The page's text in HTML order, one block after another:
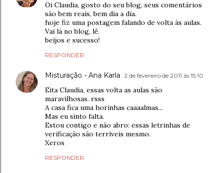
Oi Claudia, gosto do seu blog, seus comentários
são bem reais, bem dia a dia.
hoje fiz uma postagem falando de volta às aulas.
Vai lá no blog, lê.
beijos e sucesso!
RESPONDER
Misturação - Ana Karla 2 de fevereiro de 2011 às 15:10
Eita Claudia, essas volta as aulas são
maravilhosas. rsss
A casa fica uma horinhas caaaalmas...
Mas eu sinto falta.
Estou contigo e não abro: essas letrinhas de
verificação são terríveis mesmo.
Xeros
RESPONDER